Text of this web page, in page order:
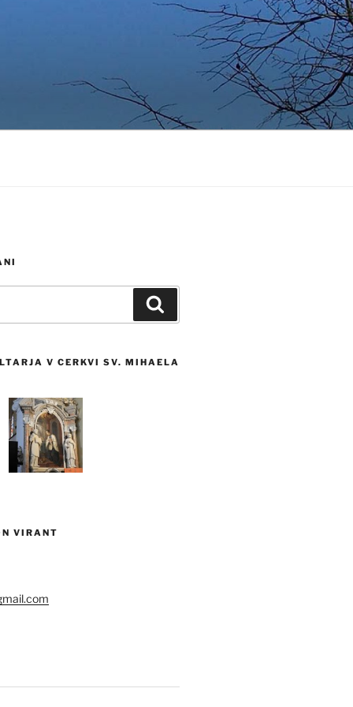
V CERKVI SV. MIHAELA
VIRANT